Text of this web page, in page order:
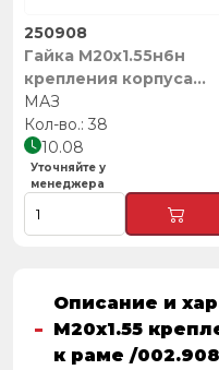
Гайка М20х1.55н6н
крепления корпуса
буксира к раме, МАЗ
250908
МАЗ
38
10.08
Уточняйте у
менеджера
Описание и
М20х1.55
к раме /